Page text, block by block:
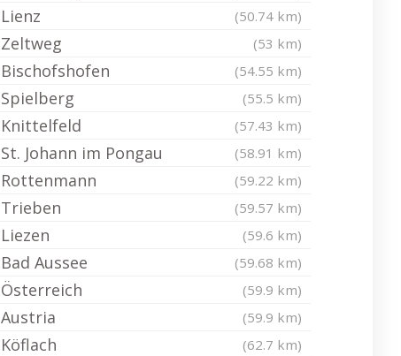
Lienz (50.74 km)
Zeltweg (53 km)
Bischofshofen (54.55 km)
Spielberg (55.5 km)
Knittelfeld (57.43 km)
St. Johann im Pongau (58.91 km)
Rottenmann (59.22 km)
Trieben (59.57 km)
Liezen (59.6 km)
Bad Aussee (59.68 km)
Österreich (59.9 km)
Austria (59.9 km)
Köflach (62.7 km)